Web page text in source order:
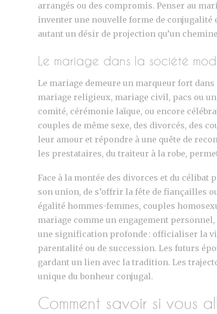
arrangés ou des compromis. Penser au
inventer une nouvelle forme de conjugalité
autant un désir de projection qu’un
Le mariage dans la société
Le mariage demeure un marqueur fort
mariage religieux, mariage civil, pacs ou
comité, cérémonie laïque, ou encore
couples de même sexe, des divorcés, des
leur amour et répondre à une quête de
les prestataires, du traiteur à la robe,
Face à la montée des divorces et du
son union, de s’offrir la fête de fiançailles
égalité hommes-femmes, couples
mariage comme un engagement
une signification profonde : officialiser la
parentalité ou de succession. Les futurs
gardant un lien avec la tradition. Les
unique du bonheur conjugal.
Comment savoir si vous